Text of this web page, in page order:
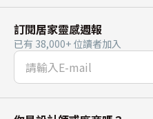
訂閱居家靈感週報
已有 38,000+ 位讀者加入